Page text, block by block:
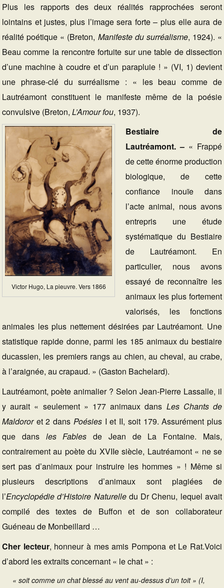
Plus les rapports des deux réalités rapprochées seront
lointains et justes, plus l’image sera forte – plus elle aura de
réalité poétique « (Breton, Manifeste du surréalisme, 1924). «
Beau comme la rencontre fortuite sur une table de dissection
d’une machine à coudre et d’un parapluie ! » (VI, 1) devient
une phrase-clé du surréalisme : « les beau comme de
Lautréamont constituent le manifeste même de la poésie
convulsive (Breton, L’Amour fou, 1937).
Victor Hugo, La pieuvre. Vers 1866
Bestiaire de
Lautréamont. – « Frappé
de cette énorme production
biologique, de cette
confiance inouïe dans
l’acte animal, nous avons
entrepris une étude
systématique du Bestiaire
de Lautréamont. En
particulier, nous avons
essayé de reconnaître les
animaux les plus fortement
valorisés, les fonctions
animales les plus nettement désirées par Lautréamont. Une
statistique rapide donne, parmi les 185 animaux du bestiaire
ducassien, les premiers rangs au chien, au cheval, au crabe,
à l’araignée, au crapaud. » (Gaston Bachelard).
Lautréamont, poète animalier ? Selon Jean-Pierre Lassalle, il
y aurait « seulement » 177 animaux dans Les Chants de
Maldororet 2 dans PoésiesI et II, soit 179. Assurément plus
que dans les Fables de Jean de La Fontaine. Mais,
contrairement au poète du XVIIe siècle, Lautréamont « ne se
sert pas d’animaux pour instruire les hommes » ! Même si
plusieurs descriptions d’animaux sont plagiées de
l’Encyclopédie d’Histoire Naturelledu Dr Chenu, lequel avait
compilé des textes de Buffon et de son collaborateur
Guéneau de Monbeillard …
Cher lecteur, honneur à mes amis Pompona et Le Rat.Voici
d’abord les extraits concernant « le chat » :
« soit comme un chat blessé au vent au-dessus d’un toit » (I,